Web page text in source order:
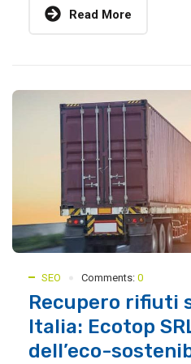
Read More
SEO Comments: 0
Recupero rifiuti
Italia: Ecotop
dell’eco-